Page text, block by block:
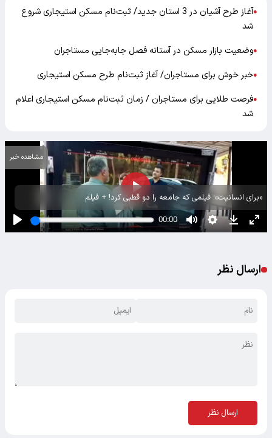
●
آغاز طرح آشیان در 3 استان جدید/ ثبت‌نام مسکن استیجاری شروع
شد
●وضعیت بازار مسکن در آستانه فصل جابه‌جایی مستاجران
●خبر خوش برای مستاجران/ آغاز ثبت‌نام طرح مسکن استیجاری
●فرصت طلایی برای مستاجران / زمان ثبت‌نام مسکن استیجاری اعلام
شد
«برای انسانیت»؛ فیلمی که جامعه را دو قطبی کرد! + فیلم
مشاهده خبر
ارسال نظر
ارسال نظر